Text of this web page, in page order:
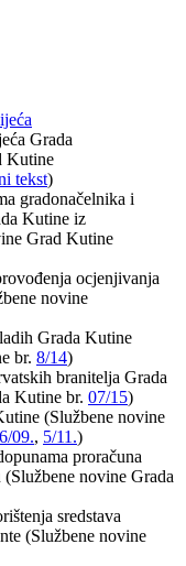
Grada
Kutine
tekst)
gradonačelnika i
Kutine iz
Grad Kutine
ocjenjivanja
novine
Grada Kutine
br. 8/14)
branitelja Grada
Kutine br. 07/15)
(Službene novine
6/09., 5/11.)
proračuna
novine Grada
sredstava
(Službene novine